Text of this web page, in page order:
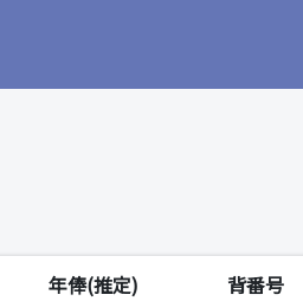
年俸(推定) 背番号